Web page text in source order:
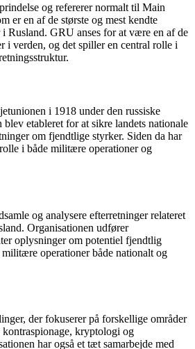
og refererer normalt til Main
er en af de største og mest kendte
Rusland. GRU anses for at være en af de
i verden, og det spiller en central rolle i
i 1918 under den russiske
etableret for at sikre landets nationale
om fjendtlige styrker. Siden da har
i både militære operationer og
og analysere efterretninger relateret
Organisationen udfører
oplysninger om potentiel fjendtlig
operationer både nationalt og
der fokuserer på forskellige områder
kryptologi og
har også et tæt samarbejde med